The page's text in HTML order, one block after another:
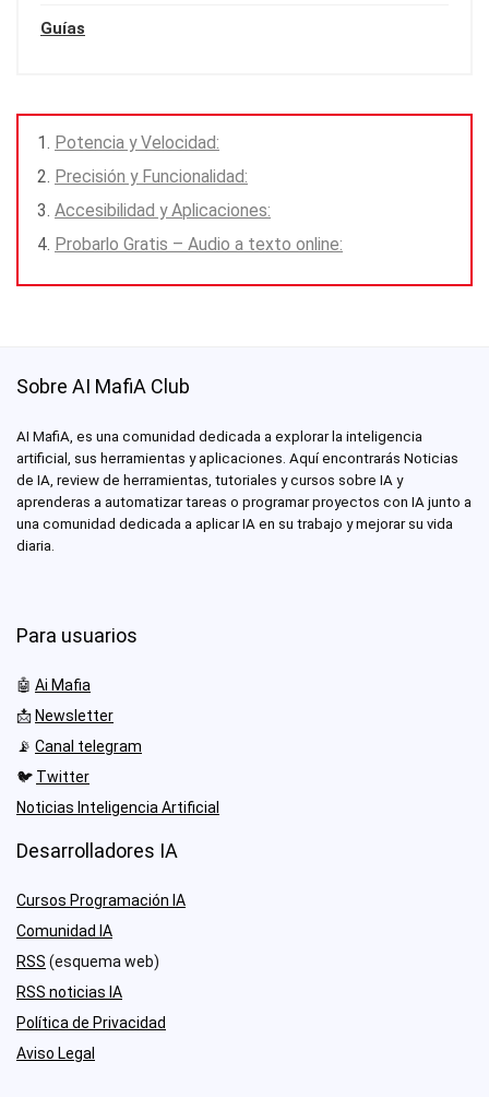
Guías
Potencia y Velocidad:
Precisión y Funcionalidad:
Accesibilidad y Aplicaciones:
Probarlo Gratis – Audio a texto online:
Sobre AI MafiA Club
AI MafiA, es una comunidad dedicada a explorar la inteligencia
artificial, sus herramientas y aplicaciones. Aquí encontrarás Noticias
de IA, review de herramientas, tutoriales y cursos sobre IA y
aprenderas a automatizar tareas o programar proyectos con IA junto a
una comunidad dedicada a aplicar IA en su trabajo y mejorar su vida
diaria.
Para usuarios
🤖 Ai Mafia
📩 Newsletter
📡 Canal telegram
🐦 Twitter
Noticias Inteligencia Artificial
Desarrolladores IA
Cursos Programación IA
Comunidad IA
RSS (esquema web)
RSS noticias IA
Política de Privacidad
Aviso Legal